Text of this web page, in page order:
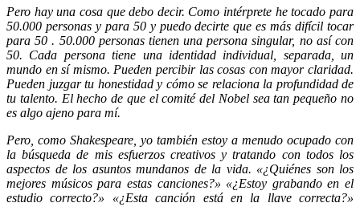
Pero hay una cosa que debo decir. Como intérprete he tocado para
50.000 personas y para 50 y puedo decirte que es más difícil tocar
para 50 . 50.000 personas tienen una persona singular, no así con
50. Cada persona tiene una identidad individual, separada, un
mundo en sí mismo. Pueden percibir las cosas con mayor claridad.
Pueden juzgar tu honestidad y cómo se relaciona la profundidad de
tu talento. El hecho de que el comité del Nobel sea tan pequeño no
es algo ajeno para mí.
Pero, como Shakespeare, yo también estoy a menudo ocupado con
la búsqueda de mis esfuerzos creativos y tratando con todos los
aspectos de los asuntos mundanos de la vida. «¿Quiénes son los
mejores músicos para estas canciones?» «¿Estoy grabando en el
estudio correcto?» «¿Esta canción está en la llave correcta?»